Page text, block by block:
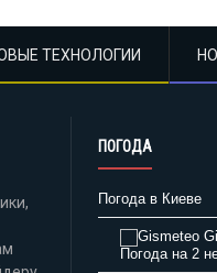
ТЕХНОЛОГИИ
ПОГОДА
Погода в Киеве
Погода на 2